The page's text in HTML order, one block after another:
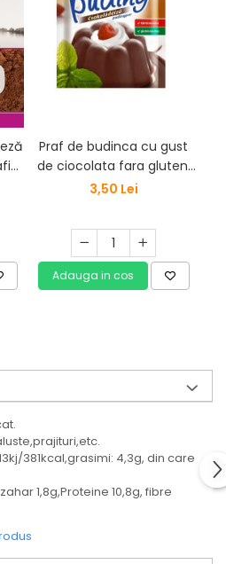
Praf de budinca cu gust
de ciocolata fara gluten,
44 g, Haas Natural
3,50 Lei
Adauga in cos
381kcal,grasimi: 4,3g, din care
1,8g,Proteine 10,8g, fibre